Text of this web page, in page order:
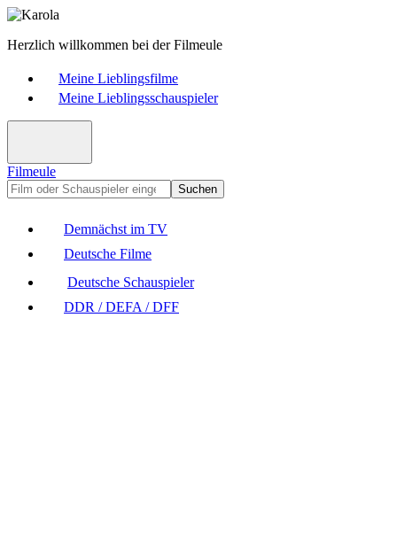
Herzlich willkommen bei der Filmeule
Meine Lieblingsfilme
Meine Lieblingsschauspieler
Filmeule
Suchen
Demnächst im TV
Deutsche Filme
Deutsche Schauspieler
DDR / DEFA / DFF